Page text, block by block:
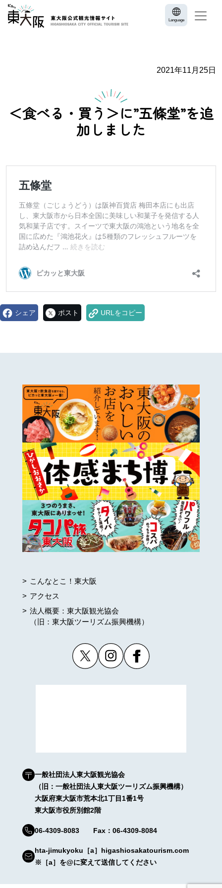
Language
2021年11月25日
＜食べる・買う＞に”五條堂”を追
加しました
シェア ポスト URLをコピー
こんなとこ！東大阪
アクセス
法人概要：東大阪観光協会
（旧：東大阪ツーリズム振興機構）
一般社団法人東大阪観光協会
（旧：一般社団法人東大阪ツーリズム振興機構）
大阪府東大阪市荒本北1丁目1番1号
東大阪市役所別館2階
06-4309-8083 Fax：06-4309-8084
hta-jimukyoku［a］higashiosakatourism.com
※［a］を@に変えて送信してください